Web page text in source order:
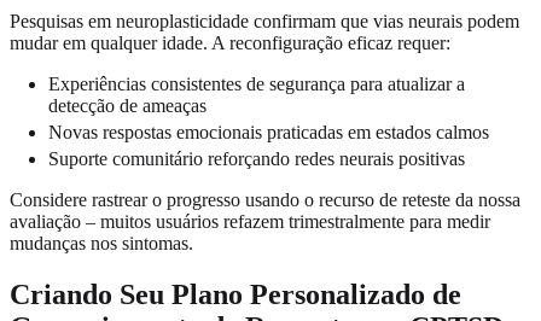
Pesquisas em neuroplasticidade confirmam que vias neurais podem
mudar em qualquer idade. A reconfiguração eficaz requer:
Experiências consistentes de segurança para atualizar a
detecção de ameaças
Novas respostas emocionais praticadas em estados calmos
Suporte comunitário reforçando redes neurais positivas
Considere rastrear o progresso usando o recurso de reteste da nossa
avaliação – muitos usuários refazem trimestralmente para medir
mudanças nos sintomas.
Criando Seu Plano Personalizado de